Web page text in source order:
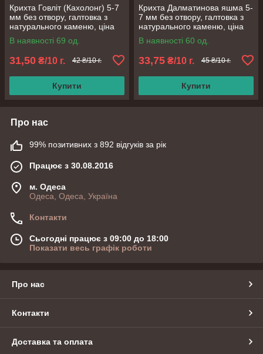
Крихта Говліт (Кахолонг) 5-7
мм без отвору, галтовка з
натурального каменю, ціна
за 10 грам
В наявності 69 од.
31,50 ₴/10 г. 42 ₴/10 г.
Купити
Крихта Далматинова яшма 5-
7 мм без отвору, галтовка з
натурального каменю, ціна
за 10 грам
В наявності 60 од.
33,75 ₴/10 г. 45 ₴/10 г.
Купити
Про нас
99% позитивних з 892 відгуків за рік
Працює з 30.08.2016
м. Одеса
Одеса, Одеса, Україна
Контакти
Сьогодні працює з 09:00 до 18:00
Показати весь графік роботи
Про нас
Контакти
Доставка та оплата